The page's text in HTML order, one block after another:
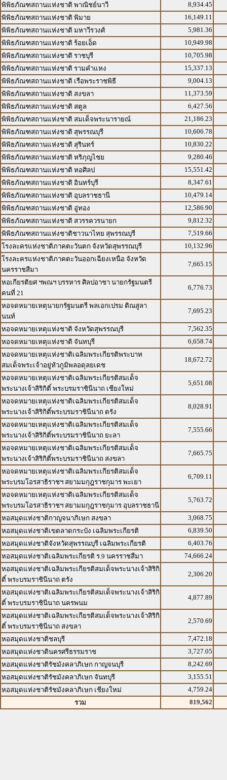
พิพิธภัณฑสถานแห่งชาติ พาณิชย์นาวี
8,934.45
พิพิธภัณฑสถานแห่งชาติ พิมาย
16,149.11
พิพิธภัณฑสถานแห่งชาติ มหาวีรวงศ์
5,981.36
พิพิธภัณฑสถานแห่งชาติ ร้อยเอ็ด
10,949.98
พิพิธภัณฑสถานแห่งชาติ ราชบุรี
10,705.98
พิพิธภัณฑสถานแห่งชาติ รามคำแหง
15,337.13
พิพิธภัณฑสถานแห่งชาติ เรือพระราชพิธี
9,004.13
พิพิธภัณฑสถานแห่งชาติ สงขลา
11,373.59
พิพิธภัณฑสถานแห่งชาติ สตูล
6,427.56
พิพิธภัณฑสถานแห่งชาติ สมเด็จพระนารายณ์
21,186.23
พิพิธภัณฑสถานแห่งชาติ สุพรรณบุรี
10,606.78
พิพิธภัณฑสถานแห่งชาติ สุรินทร์
10,830.22
พิพิธภัณฑสถานแห่งชาติ หริภุญไชย
9,280.46
พิพิธภัณฑสถานแห่งชาติ หอศิลป
15,551.42
พิพิธภัณฑสถานแห่งชาติ อินทร์บุรี
8,347.61
พิพิธภัณฑสถานแห่งชาติ อุบลราชธานี
10,479.14
พิพิธภัณฑสถานแห่งชาติ อู่ทอง
12,586.90
พิพิธภัณฑสถานแห่งชาติ สวรรควรนายก
9,812.32
พิพิธภัณฑสถานแห่งชาติชาวนาไทย สุพรรณบุรี
7,519.66
โรงละครแห่งชาติภาคตะวันตก จังหวัดสุพรรณบุรี
10,132.96
โรงละครแห่งชาติภาคตะวันออกเฉียงเหนือ จังหวัด
นครราชสีมา
7,665.15
หอเกียรติยศ ฯพณฯ บรรหาร ศิลปอาชา นายกรัฐมนตรี
คนที่ 21
6,776.73
หอจดหมายเหตุนายกรัฐมนตรี พลเอกเปรม ติณสูลา
นนท์
7,695.23
หอจดหมายเหตุแห่งชาติ จังหวัดสุพรรณบุรี
7,562.35
หอจดหมายเหตุแห่งชาติ จันทบุรี
6,658.74
หอจดหมายเหตุแห่งชาติเฉลิมพระเกียรติพระบาท
สมเด็จพระเจ้าอยู่หัวภูมิพลอดุลยเดช
18,672.72
หอจดหมายเหตุแห่งชาติเฉลิมพระเกียรติสมเด็จ
พระนางเจ้าสิริกิติ์ พระบรมราชินีนาถ เชียงใหม่
5,651.08
หอจดหมายเหตุแห่งชาติเฉลิมพระเกียรติสมเด็จ
พระนางเจ้าสิริกิติ์พระบรมราชินีนาถ ตรัง
8,028.91
หอจดหมายเหตุแห่งชาติเฉลิมพระเกียรติสมเด็จ
พระนางเจ้าสิริกิติ์พระบรมราชินีนาถ ยะลา
7,555.66
หอจดหมายเหตุแห่งชาติเฉลิมพระเกียรติสมเด็จ
พระนางเจ้าสิริกิติ์พระบรมราชินีนาถ สงขลา
7,665.75
หอจดหมายเหตุแห่งชาติเฉลิมพระเกียรติสมเด็จ
พระบรมโอรสาธิราชฯ สยามมกุฎราชกุมาร พะเยา
6,709.11
หอจดหมายเหตุแห่งชาติเฉลิมพระเกียรติสมเด็จ
พระบรมโอรสาธิราชฯ สยามมกุฎราชกุมาร อุบลราชธานี
5,763.72
หอสมุดแห่งชาติกาญจนาภิเษก สงขลา
3,068.75
หอสมุดแห่งชาติเขตลาดกระบัง เฉลิมพระเกียรติ
6,839.50
หอสมุดแห่งชาติจังหวัดสุพรรณบุรี เฉลิมพระเกียรติ
6,403.76
หอสมุดแห่งชาติเฉลิมพระเกียรติ ร.9 นครราชสีมา
74,666.24
หอสมุดแห่งชาติเฉลิมพระเกียรติสมเด็จพระนางเจ้าสิริกิ
ติ์ พระบรมราชินีนาถ ตรัง
2,306.20
หอสมุดแห่งชาติเฉลิมพระเกียรติสมเด็จพระนางเจ้าสิริกิ
ติ์ พระบรมราชินีนาถ นครพนม
4,877.89
หอสมุดแห่งชาติเฉลิมพระเกียรติสมเด็จพระนางเจ้าสิริกิ
ติ์ พระบรมราชินีนาถ สงขลา
2,570.69
หอสมุดแห่งชาติชลบุรี
7,472.18
หอสมุดแห่งชาตินครศรีธรรมราช
3,727.05
หอสมุดแห่งชาติรัชมังคลาภิเษก กาญจนบุรี
8,242.69
หอสมุดแห่งชาติรัชมังคลาภิเษก จันทบุรี
3,155.51
หอสมุดแห่งชาติรัชมังคลาภิเษก เชียงใหม่
4,759.24
รวม
819,562